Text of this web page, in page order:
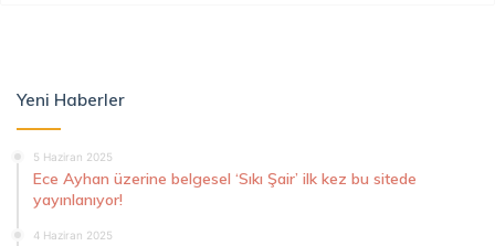
Yeni Haberler
5 Haziran 2025
Ece Ayhan üzerine belgesel ‘Sıkı Şair’ ilk kez bu sitede
yayınlanıyor!
4 Haziran 2025